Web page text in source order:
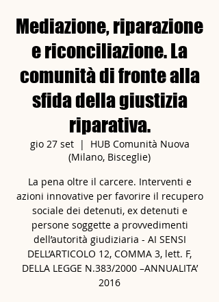
Mediazione, riparazione
e riconciliazione. La
comunità di fronte alla
sfida della giustizia
riparativa.
gio 27 set
  |
HUB Comunità Nuova
(Milano, Bisceglie)
La pena oltre il carcere. Interventi e
azioni innovative per favorire il recupero
sociale dei detenuti, ex detenuti e
persone soggette a provvedimenti
dell’autorità giudiziaria - AI SENSI
DELL’ARTICOLO 12, COMMA 3, lett. F,
DELLA LEGGE N.383/2000 –ANNUALITA’
2016